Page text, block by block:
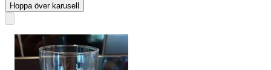
Hoppa över karusell